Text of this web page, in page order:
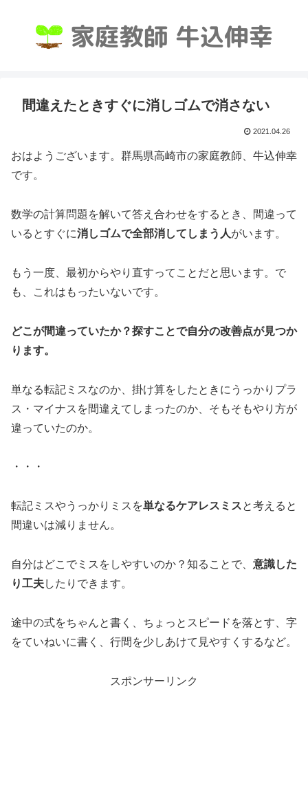
間違えたときすぐに消しゴムで消さない
2021.04.26
おはようございます。群馬県高崎市の家庭教師、牛込伸幸
です。
数学の計算問題を解いて答え合わせをするとき、間違って
いるとすぐに消しゴムで全部消してしまう人がいます。
もう一度、最初からやり直すってことだと思います。で
も、これはもったいないです。
どこが間違っていたか？探すことで自分の改善点が見つか
ります。
単なる転記ミスなのか、掛け算をしたときにうっかりプラ
ス・マイナスを間違えてしまったのか、そもそもやり方が
違っていたのか。
・・・
転記ミスやうっかりミスを単なるケアレスミスと考えると
間違いは減りません。
自分はどこでミスをしやすいのか？知ることで、 意識した
り工夫したりできます。
途中の式をちゃんと書く、ちょっとスピードを落とす、字
をていねいに書く、行間を少しあけて見やすくするなど。
スポンサーリンク